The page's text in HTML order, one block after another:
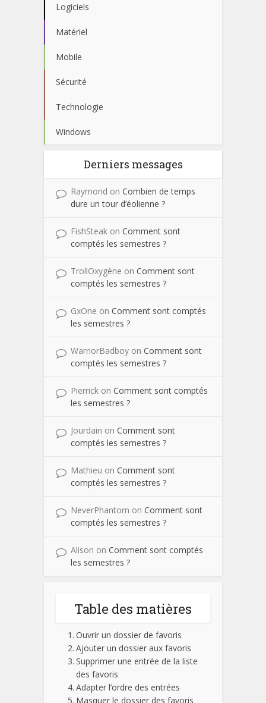
Logiciels
Matériel
Mobile
Sécurité
Technologie
Windows
Derniers messages
Raymond on Combien de temps
dure un tour d’éolienne ?
FishSteak on Comment sont
comptés les semestres ?
TrollOxygène on Comment sont
comptés les semestres ?
GxOne on Comment sont comptés
les semestres ?
WarriorBadboy on Comment sont
comptés les semestres ?
Pierrick on Comment sont comptés
les semestres ?
Jourdain on Comment sont
comptés les semestres ?
Mathieu on Comment sont
comptés les semestres ?
NeverPhantom on Comment sont
comptés les semestres ?
Alison on Comment sont comptés
les semestres ?
Table des matières
Ouvrir un dossier de favoris
Ajouter un dossier aux favoris
Supprimer une entrée de la liste
des favoris
Adapter l’ordre des entrées
Masquer le dossier des favoris